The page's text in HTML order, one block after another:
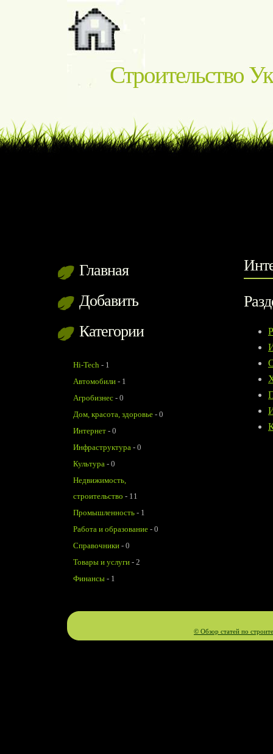
Строительство
Главная
Добавить
Категории
Hi-Tech - 1
Автомобили - 1
Агробизнес - 0
Дом, красота, здоровье - 0
Интернет - 0
Инфраструктура - 0
Культура - 0
Недвижимость,
строительство - 11
Промышленность - 1
Работа и образование - 0
Справочники - 0
Товары и услуги - 2
Финансы - 1
© Обзор статей по